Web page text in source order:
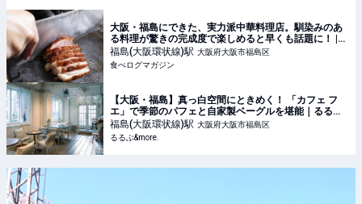
大阪・福島にできた、実力派中華料理店。馴染みのあ
る料理が驚きの完成度で楽しめると早くも話題に！ |
食べログマガジン
福島(大阪環状線)駅 大阪府大阪市福島区
食べログマガジン
【大阪・福島】真っ白空間にときめく！ 「カフェ フ
エ」で季節のパフェと自家製ベーグルを堪能｜るるぶ
&more.
福島(大阪環状線)駅 大阪府大阪市福島区
るるぶ&more.